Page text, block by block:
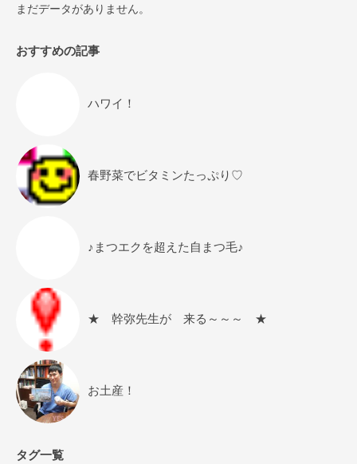
まだデータがありません。
おすすめの記事
ハワイ！
春野菜でビタミンたっぷり♡
♪まつエクを超えた自まつ毛♪
★ 幹弥先生が 来る～～～ ★
お土産！
タグ一覧